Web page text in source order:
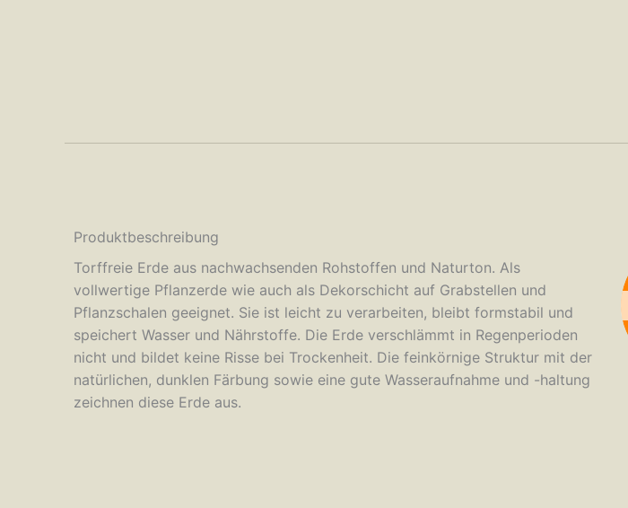
Produktbeschreibung
Torffreie Erde aus nachwachsenden Rohstoffen und Naturton. Als
vollwertige Pflanzerde wie auch als Dekorschicht auf Grabstellen und
Pflanzschalen geeignet. Sie ist leicht zu verarbeiten, bleibt formstabil und
speichert Wasser und Nährstoffe. Die Erde verschlämmt in Regenperioden
nicht und bildet keine Risse bei Trockenheit. Die feinkörnige Struktur mit der
natürlichen, dunklen Färbung sowie eine gute Wasseraufnahme und -haltung
zeichnen diese Erde aus.